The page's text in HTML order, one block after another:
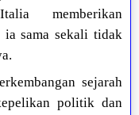
memberikan
ia sama sekali tidak
sejarah
politik dan